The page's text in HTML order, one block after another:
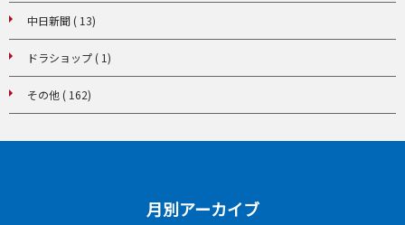
中日新聞 ( 13)
ドラショップ ( 1)
その他 ( 162)
月別アーカイブ